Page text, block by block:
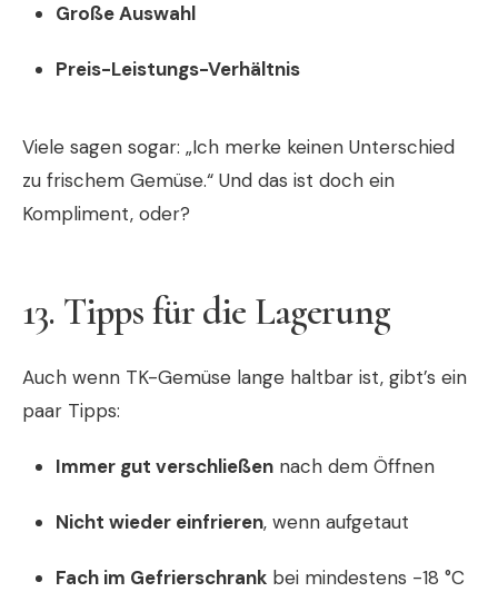
Große Auswahl
Preis-Leistungs-Verhältnis
Viele sagen sogar: „Ich merke keinen Unterschied
zu frischem Gemüse.“ Und das ist doch ein
Kompliment, oder?
13. Tipps für die Lagerung
Auch wenn TK-Gemüse lange haltbar ist, gibt’s ein
paar Tipps:
Immer gut verschließen nach dem Öffnen
Nicht wieder einfrieren, wenn aufgetaut
Fach im Gefrierschrank bei mindestens -18 °C